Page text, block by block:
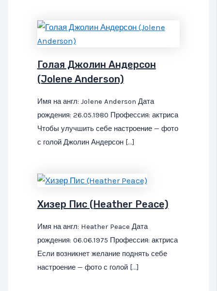
Голая Джолин Андерсон
(Jolene Anderson)
Имя на англ: Jolene Anderson Дата
рождения: 26.05.1980 Профессия: актриса
Чтобы улучшить себе настроение — фото
с голой Джолин Андерсон […]
Хизер Пис (Heather Peace)
Имя на англ: Heather Peace Дата
рождения: 06.06.1975 Профессия: актриса
Если возникнет желание поднять себе
настроение — фото с голой […]